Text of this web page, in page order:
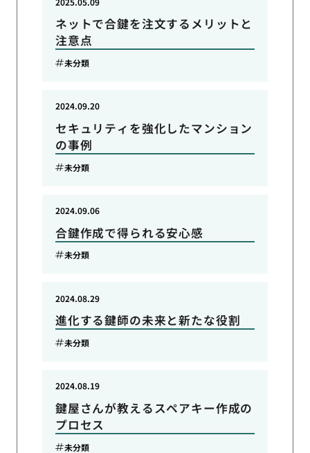
ネットで合鍵を注文するメリットと
注意点
未分類
セキュリティを強化したマンション
の事例
2024.09.20
未分類
合鍵作成で得られる安心感
2024.09.06
未分類
進化する鍵師の未来と新たな役割
2024.08.29
未分類
鍵屋さんが教えるスペアキー作成の
プロセス
2024.08.19
未分類